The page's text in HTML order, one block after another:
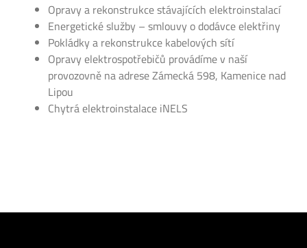
Opravy a rekonstrukce stávajících elektroinstalací
Energetické služby – smlouvy o dodávce elektřiny
Pokládky a rekonstrukce kabelových sítí
Opravy elektrospotřebičů provádíme v naší
provozovně na adrese Zámecká 598, Kamenice nad
Lipou
Chytrá elektroinstalace iNELS